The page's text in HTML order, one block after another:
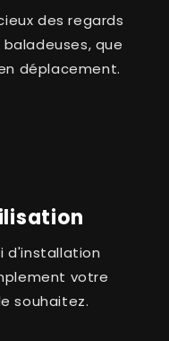
des regards
que
déplacement.
d'installation
votre
souhaitez.